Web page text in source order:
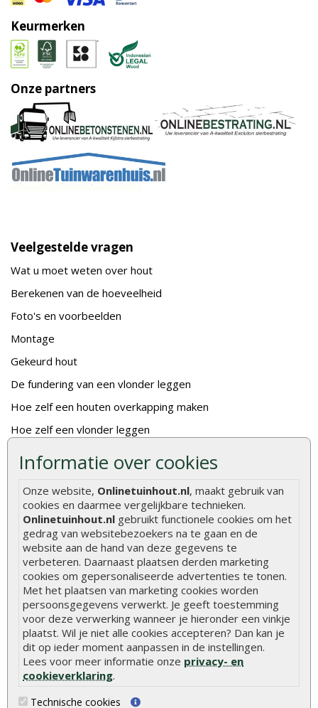
Informatie over cookies
Onze website, Onlinetuinhout.nl, maakt gebruik van
cookies en daarmee vergelijkbare technieken.
Onlinetuinhout.nl gebruikt functionele cookies om het
gedrag van websitebezoekers na te gaan en de
website aan de hand van deze gegevens te
verbeteren. Daarnaast plaatsen derden marketing
cookies om gepersonaliseerde advertenties te tonen.
Met het plaatsen van marketing cookies worden
persoonsgegevens verwerkt. Je geeft toestemming
voor deze verwerking wanneer je hieronder een vinkje
plaatst. Wil je niet alle cookies accepteren? Dan kan je
dit op ieder moment aanpassen in de instellingen.
Lees voor meer informatie onze privacy- en
cookieverklaring.
Technische cookies
Keurmerken
Onze partners
Veelgestelde vragen
Wat u moet weten over hout
Berekenen van de hoeveelheid
Foto's en voorbeelden
Montage
Gekeurd hout
De fundering van een vlonder leggen
Hoe zelf een houten overkapping maken
Hoe zelf een vlonder leggen
Hoe betonpaal plaatsen
De 9 beste tuinschermen van Onlinetuinhout.nl
Stijlvolle houtsoorten voor in de tuin
Duurzame tuin
Welke palen voor een schapenhek
Alle populaire categorieën
Tuinhout
Schutting
Vlonderplanken
Tuinpalen
Tuindeuren
Tuinschermen
Steigerplanken